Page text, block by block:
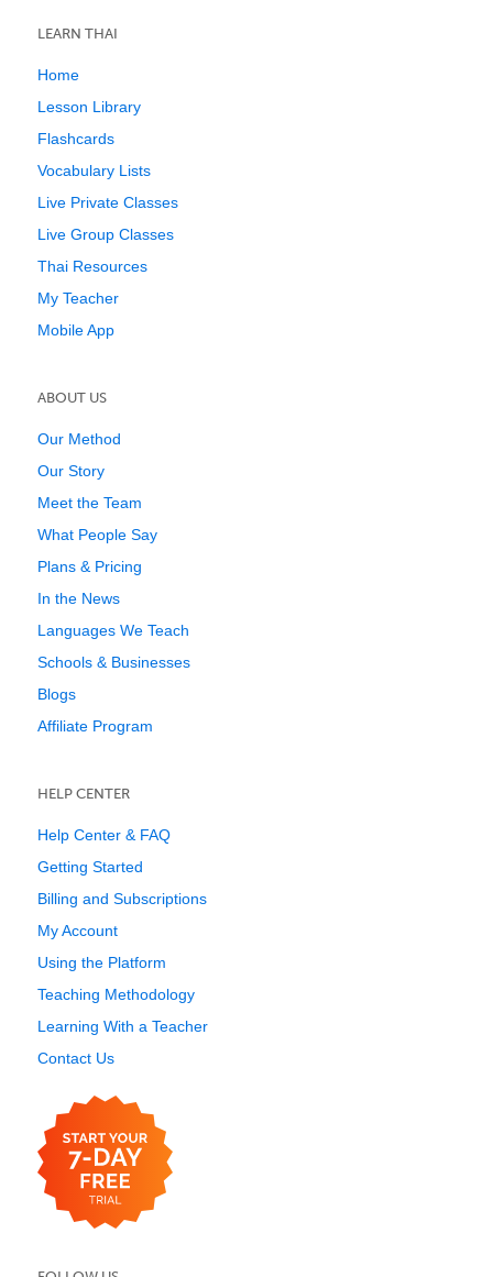
LEARN THAI
Home
Lesson Library
Flashcards
Vocabulary Lists
Live Private Classes
Live Group Classes
Thai Resources
My Teacher
Mobile App
ABOUT US
Our Method
Our Story
Meet the Team
What People Say
Plans & Pricing
In the News
Languages We Teach
Schools & Businesses
Blogs
Affiliate Program
HELP CENTER
Help Center & FAQ
Getting Started
Billing and Subscriptions
My Account
Using the Platform
Teaching Methodology
Learning With a Teacher
Contact Us